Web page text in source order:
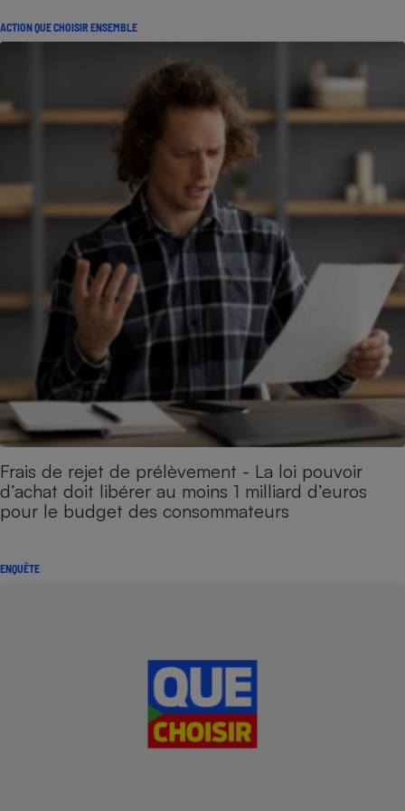
ACTION QUE CHOISIR ENSEMBLE
Frais de rejet de prélèvement - La loi pouvoir
d’achat doit libérer au moins 1 milliard d’euros
pour le budget des consommateurs
ENQUÊTE